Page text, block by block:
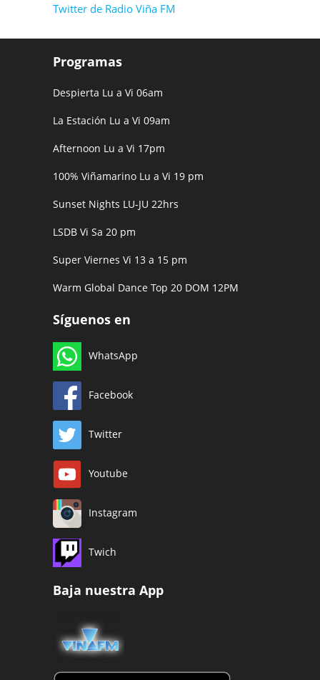
Twitter de Radio Viña FM
Programas
Despierta Lu a Vi 06am
La Estación Lu a Vi 09am
Afternoon Lu a Vi 17pm
100% Viñamarino Lu a Vi 19 pm
Sunset Nights LU-JU 22hrs
LSDB Vi Sa 20 pm
Super Viernes Vi 13 a 15 pm
Warm Global Dance Top 20 DOM 12PM
Síguenos en
WhatsApp
Facebook
Twitter
Youtube
Instagram
Twich
Baja nuestra App